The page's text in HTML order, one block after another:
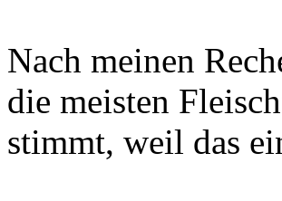
Nach meinen
die meisten
stimmt, weil das